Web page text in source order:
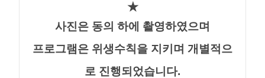
★
사진은 동의 하에 촬영하였으며
프로그램은 위생수칙을 지키며 개별적으
로 진행되었습니다.